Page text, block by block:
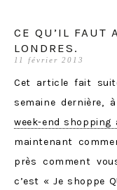
CE QU’IL FAUT
LONDRES.
11 février 2013
Cet article fait
semaine dernière,
week-end shopping
maintenant
près comment
c’est « Je shoppe